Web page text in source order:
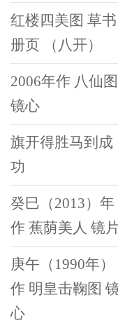
红楼四美图 草书
册页 （八开）
2006年作 八仙图
镜心
旗开得胜马到成
功
癸巳（2013）年
作 蕉荫美人 镜
庚午（1990年）
作 明皇击鞠图
心